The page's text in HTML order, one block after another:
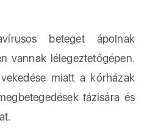
beteget ápolnak
vannak lélegeztetőgépen.
miatt a kórházak
fázisára és